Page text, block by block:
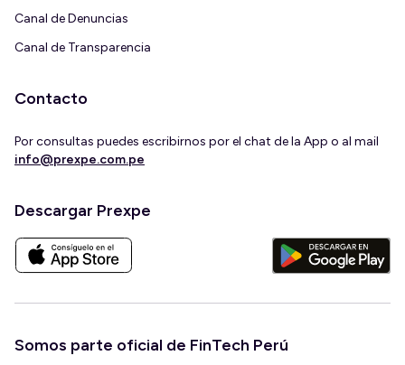
Canal de Denuncias
Canal de Transparencia
Contacto
Por consultas puedes escribirnos por el chat de la App o al mail
info@prexpe.com.pe
Descargar Prexpe
Somos parte oficial de FinTech Perú